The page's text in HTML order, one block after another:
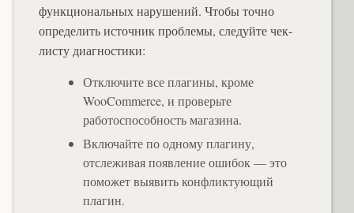
функциональных нарушений. Чтобы точно
определить источник проблемы, следуйте чек-
листу диагностики:
Отключите все плагины, кроме
WooCommerce, и проверьте
работоспособность магазина.
Включайте по одному плагину,
отслеживая появление ошибок — это
поможет выявить конфликтующий
плагин.